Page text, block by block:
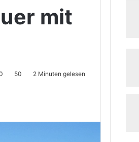
mit
50 2 Minuten gelesen